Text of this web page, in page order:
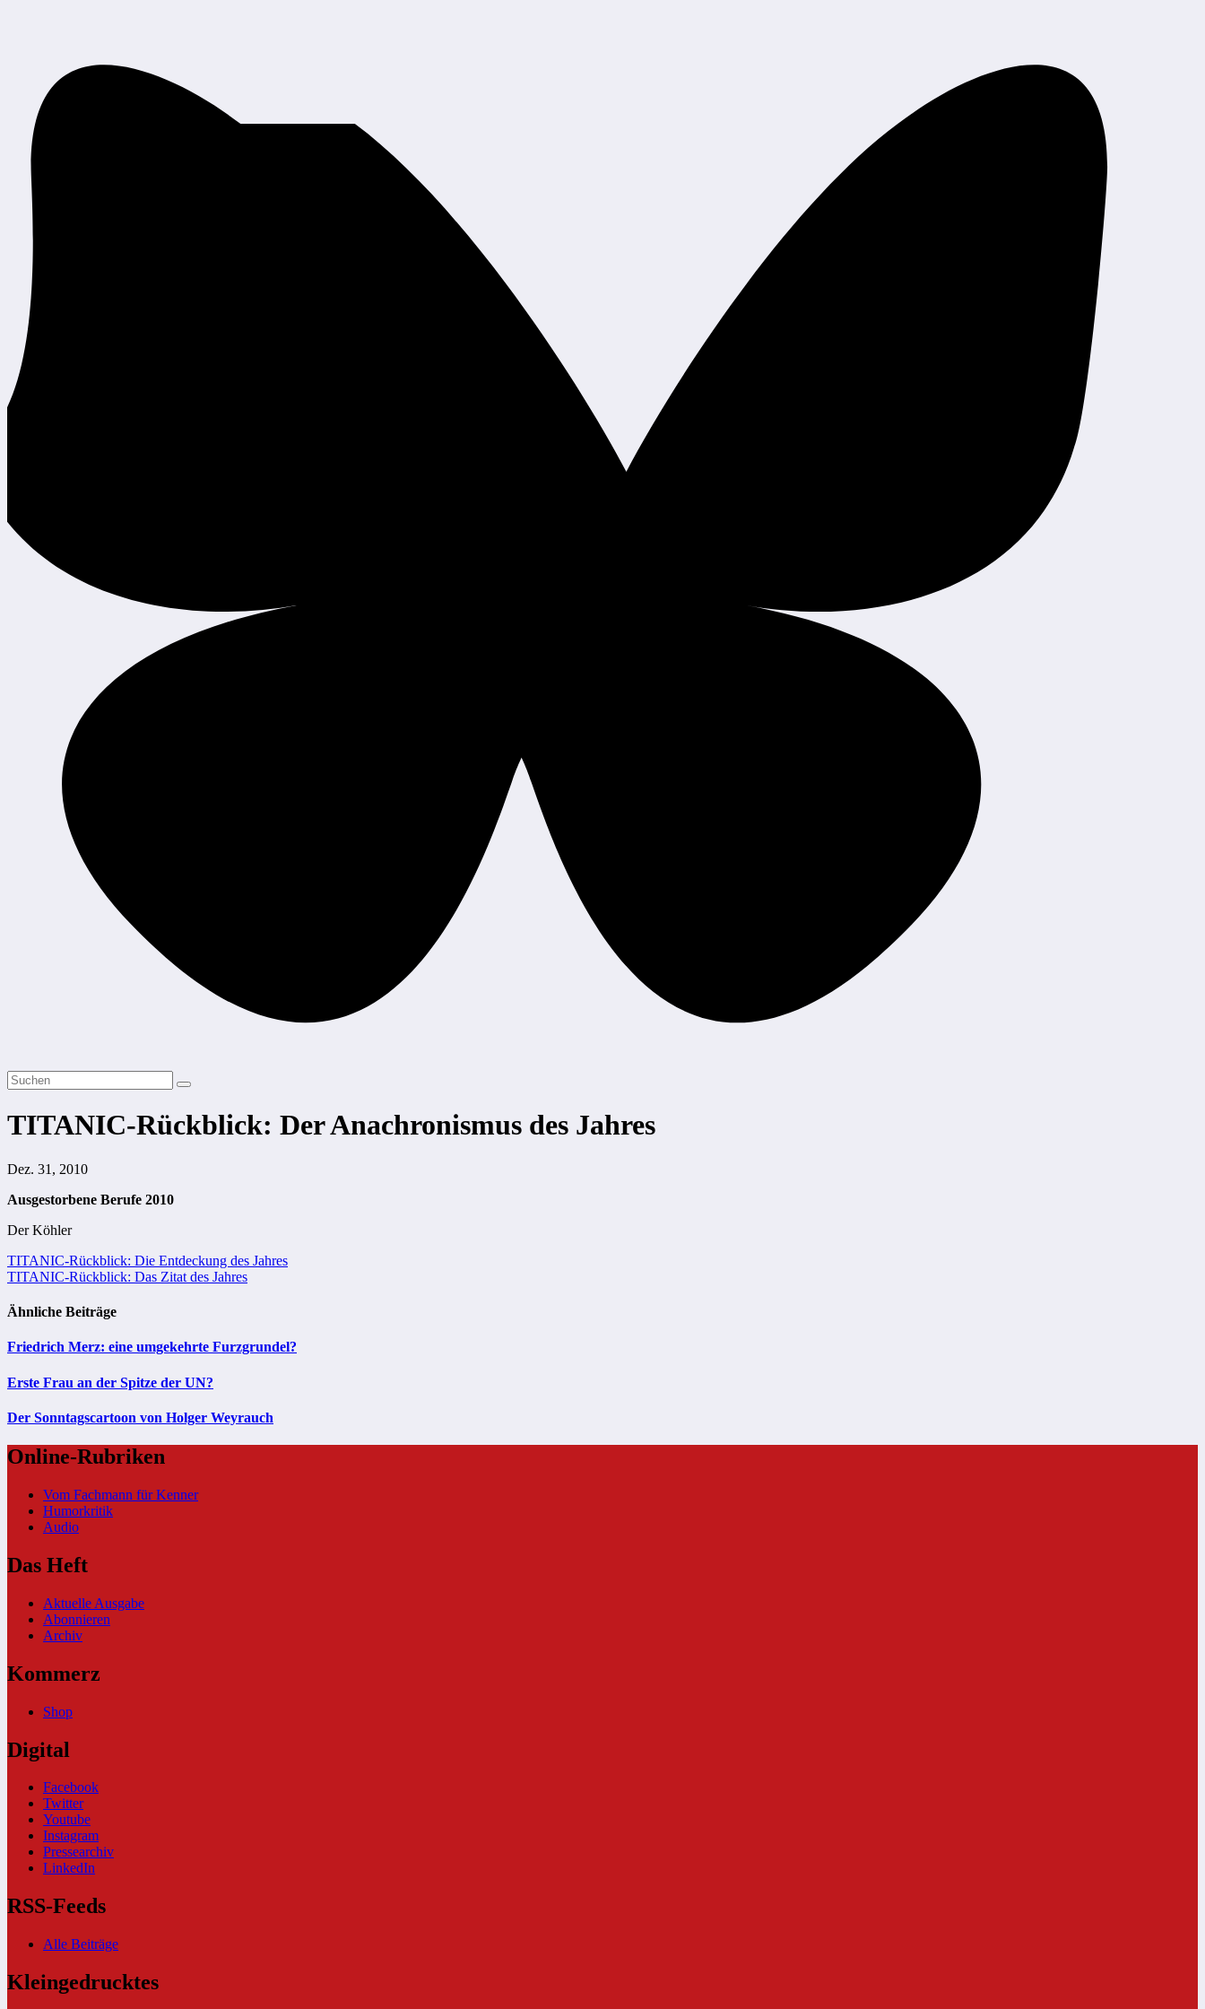
TITANIC-Rückblick: Der Anachronismus des Jahres
Dez. 31, 2010
Ausgestorbene Berufe 2010
Der Köhler
Beitragsnavigation
TITANIC-Rückblick: Die Entdeckung des Jahres
TITANIC-Rückblick: Das Zitat des Jahres
Ähnliche Beiträge
Friedrich Merz: eine umgekehrte Furzgrundel?
Erste Frau an der Spitze der UN?
Der Sonntagscartoon von Holger Weyrauch
Online-Rubriken
Vom Fachmann für Kenner
Humorkritik
Audio
Das Heft
Aktuelle Ausgabe
Abonnieren
Archiv
Kommerz
Shop
Digital
Facebook
Twitter
Youtube
Instagram
Pressearchiv
LinkedIn
RSS-Feeds
Alle Beiträge
Kleingedrucktes